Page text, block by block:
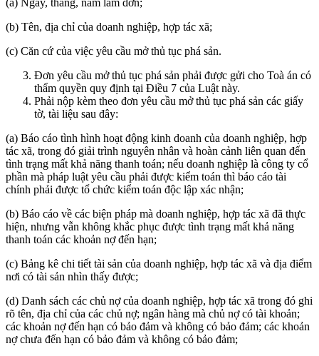
(b) Tên, địa chỉ của doanh nghiệp, hợp tác xã;
(c) Căn cứ của việc yêu cầu mở thủ tục phá sản.
Đơn yêu cầu mở thủ tục phá sản phải được gửi cho Toà án có
thẩm quyền quy định tại Điều 7 của Luật này.
Phải nộp kèm theo đơn yêu cầu mở thủ tục phá sản các giấy
tờ, tài liệu sau đây:
(a) Báo cáo tình hình hoạt động kinh doanh của doanh nghiệp, hợp
tác xã, trong đó giải trình nguyên nhân và hoàn cảnh liên quan đến
tình trạng mất khả năng thanh toán; nếu doanh nghiệp là công ty cổ
phần mà pháp luật yêu cầu phải được kiểm toán thì báo cáo tài
chính phải được tổ chức kiểm toán độc lập xác nhận;
(b) Báo cáo về các biện pháp mà doanh nghiệp, hợp tác xã đã thực
hiện, nhưng vẫn không khắc phục được tình trạng mất khả năng
thanh toán các khoản nợ đến hạn;
(c) Bảng kê chi tiết tài sản của doanh nghiệp, hợp tác xã và địa điểm
nơi có tài sản nhìn thấy được;
(d) Danh sách các chủ nợ của doanh nghiệp, hợp tác xã trong đó ghi
rõ tên, địa chỉ của các chủ nợ; ngân hàng mà chủ nợ có tài khoản;
các khoản nợ đến hạn có bảo đảm và không có bảo đảm; các khoản
nợ chưa đến hạn có bảo đảm và không có bảo đảm;